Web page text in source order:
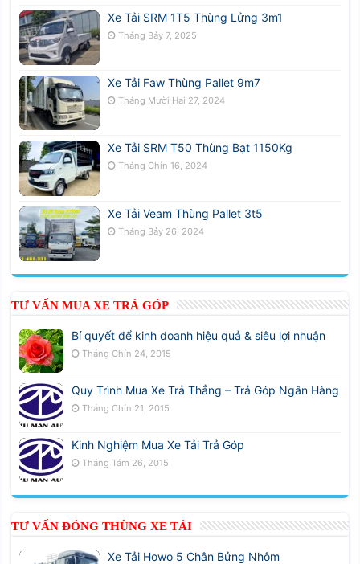
Xe Tải SRM 1T5 Thùng Lửng 3m1
Tháng Bảy 7, 2025
Xe Tải Faw Thùng Pallet 9m7
Tháng Mười Hai 27, 2024
Xe Tải SRM T50 Thùng Bạt 1150Kg
Tháng Chín 16, 2024
Xe Tải Veam Thùng Pallet 3t5
Tháng Bảy 26, 2024
TƯ VẤN MUA XE TRẢ GÓP
Bí quyết để kinh doanh hiệu quả & siêu lợi nhuận
Tháng Chín 24, 2015
Quy Trình Mua Xe Trả Thẳng – Trả Góp Ngân Hàng
Tháng Chín 21, 2015
Kinh Nghiệm Mua Xe Tải Trả Góp
Tháng Tám 26, 2015
TƯ VẤN ĐÓNG THÙNG XE TẢI
Xe Tải Howo 5 Chân Bửng Nhôm